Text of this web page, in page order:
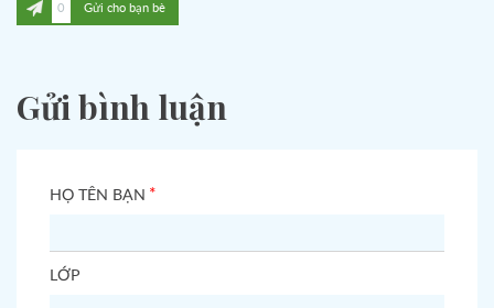
0 Gửi cho bạn bè
Gửi bình luận
HỌ TÊN BẠN *
LỚP